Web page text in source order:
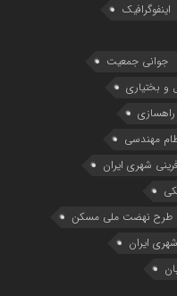
اینفوگرافیک
جوانی جمعیت
و بختیاری
راهسازی
مهندسی
شهری ایران
طرح نهضت ملی مسکن
ایران